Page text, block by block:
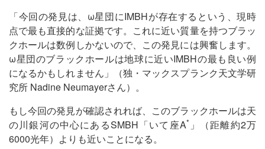
「今回の発見は、ω星団にIMBHが存在するという、現時
点で最も直接的な証拠です。これに近い質量を持つブラッ
クホールは数例しかないので、この発見には興奮します。
ω星団のブラックホールは地球に近いIMBHの最も良い例
になるかもしれません」（独・マックスプランク天文学研
究所 Nadine Neumayerさん）。
もし今回の発見が確認されれば、このブラックホールは天
の川銀河の中心にあるSMBH「いて座A* 」（距離約2万
6000光年）よりも近いことになる。